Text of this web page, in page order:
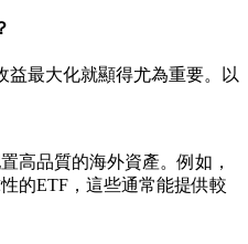
益最大化就顯得尤為重要。以
高品質的海外資產。例如，
的ETF，這些通常能提供較